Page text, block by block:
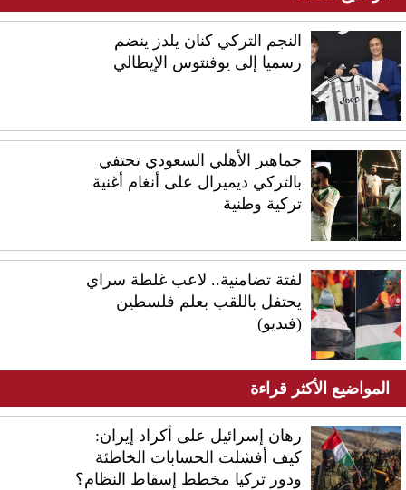
النجم التركي كنان يلدز ينضم
رسميا إلى يوفنتوس الإيطالي
جماهير الأهلي السعودي تحتفي
بالتركي ديميرال على أنغام أغنية
تركية وطنية
لفتة تضامنية.. لاعب غلطة سراي
يحتفل باللقب بعلم فلسطين
(فيديو)
المواضيع الأكثر قراءة
رهان إسرائيل على أكراد إيران:
كيف أفشلت الحسابات الخاطئة
ودور تركيا مخطط إسقاط النظام؟